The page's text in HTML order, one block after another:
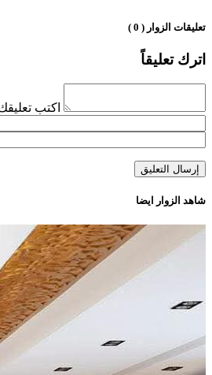
تعليقات الزوار ( 0 )
اترك تعليقاً
اكتب
شاهد الزوار ايضا